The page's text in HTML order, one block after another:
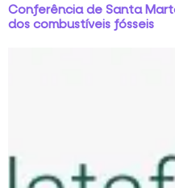
Conferência de Santa
dos combustíveis fósseis